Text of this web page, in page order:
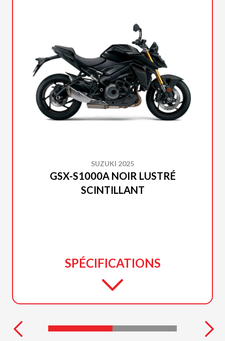
SUZUKI 2025
GSX-S1000A NOIR LUSTRÉ
SCINTILLANT
SPÉCIFICATIONS